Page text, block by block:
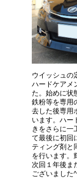
ウイッシュの
ハードケアメ
た。始めに状
鉄粉等を専用
去した後専用
います。ハー
きをさらに一
て最後に初回
ティング剤と
を行います。
次回１年後ま
ございました